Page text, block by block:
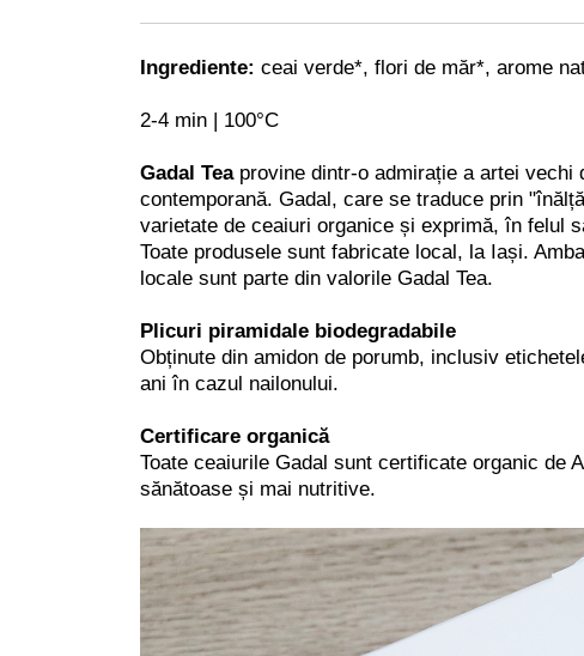
Ingrediente: ceai verde*, flori de măr*, arome
2-4 min | 100°C
Gadal Teaprovine dintr-o admirație a artei vechi
contemporană. Gadal, care se traduce prin
varietate de ceaiuri organice și exprimă, în felul
Toate produsele sunt fabricate local, la Iași.
locale sunt parte din valorile Gadal Tea.
Plicuri piramidale biodegradabile
Obținute din amidon de porumb, inclusiv
ani în cazul nailonului.
Certificare organică
Toate ceaiurile Gadal sunt certificate organic de
sănătoase și mai nutritive.